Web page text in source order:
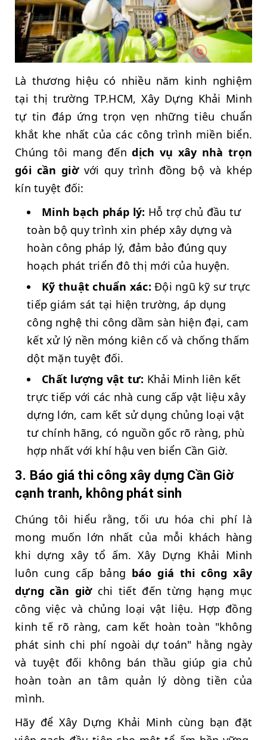
Là thương hiệu có nhiều năm kinh nghiệm
tại thị trường TP.HCM, Xây Dựng Khải Minh
tự tin đáp ứng trọn vẹn những tiêu chuẩn
khắt khe nhất của các công trình miền biển.
Chúng tôi mang đếndịch vụ xây nhà trọn
gói cần giờvới quy trình đồng bộ và khép
kín tuyệt đối:
Minh bạch pháp lý: Hỗ trợ chủ đầu tư
toàn bộ quy trình xin phép xây dựng và
hoàn công pháp lý, đảm bảo đúng quy
hoạch phát triển đô thị mới của huyện.
Kỹ thuật chuẩn xác: Đội ngũ kỹ sư trực
tiếp giám sát tại hiện trường, áp dụng
công nghệ thi công dầm sàn hiện đại, cam
kết xử lý nền móng kiên cố và chống thấm
dột mặn tuyệt đối.
Chất lượng vật tư: Khải Minh liên kết
trực tiếp với các nhà cung cấp vật liệu xây
dựng lớn, cam kết sử dụng chủng loại vật
tư chính hãng, có nguồn gốc rõ ràng, phù
hợp nhất với khí hậu ven biển Cần Giờ.
3. Báo giá thi công xây dựng Cần Giờ
cạnh tranh, không phát sinh
Chúng tôi hiểu rằng, tối ưu hóa chi phí là
mong muốn lớn nhất của mỗi khách hàng
khi dựng xây tổ ấm. Xây Dựng Khải Minh
luôn cung cấp bảng báo giá thi công xây
dựng cần giờchi tiết đến từng hạng mục
công việc và chủng loại vật liệu. Hợp đồng
kinh tế rõ ràng, cam kết hoàn toàn "không
phát sinh chi phí ngoài dự toán" hằng ngày
và tuyệt đối không bán thầu giúp gia chủ
hoàn toàn an tâm quản lý dòng tiền của
mình.
Hãy để Xây Dựng Khải Minh cùng bạn đặt